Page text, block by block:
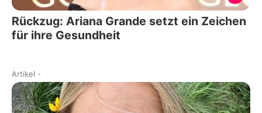
Rückzug: Ariana Grande setzt ein Zeichen
für ihre Gesundheit
Artikel -